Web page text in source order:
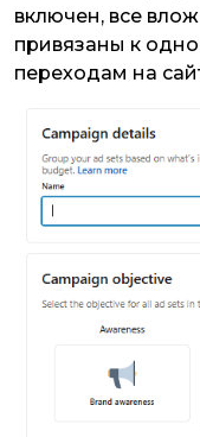
включен, все
привязаны к
переходам на